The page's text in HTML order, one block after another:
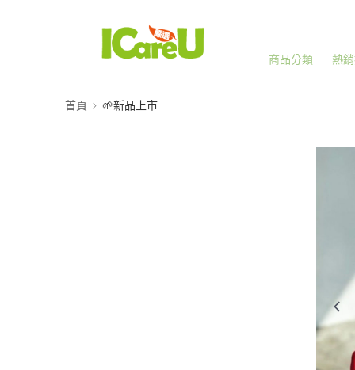
商品分類 熱
首頁 🌱新品上市